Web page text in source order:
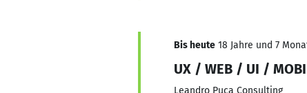
Bis heute 18 Jahre und 7
UX / WEB / UI /
Leandro Puca Consulting